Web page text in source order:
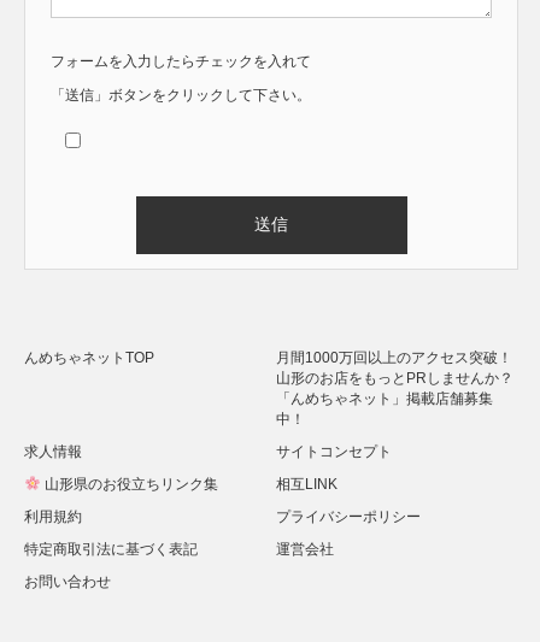
フォームを入力したらチェックを入れて
「送信」ボタンをクリックして下さい。
んめちゃネットTOP
月間1000万回以上のアクセス突破！
山形のお店をもっとPRしませんか？
「んめちゃネット」掲載店舗募集
中！
求人情報
サイトコンセプト
山形県のお役立ちリンク集
相互LINK
利用規約
プライバシーポリシー
特定商取引法に基づく表記
運営会社
お問い合わせ